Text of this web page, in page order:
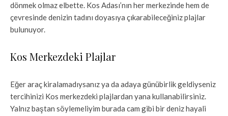
dönmek olmaz elbette. Kos Adası’nın her merkezinde hem de
çevresinde denizin tadını doyasıya çıkarabileceğiniz plajlar
bulunuyor.
Kos Merkezdeki Plajlar
Eğer araç kiralamadıysanız ya da adaya günübirlik geldiyseniz
tercihinizi Kos merkezdeki plajlardan yana kullanabilirsiniz.
Yalnız baştan söylemeliyim burada cam gibi bir deniz hayali